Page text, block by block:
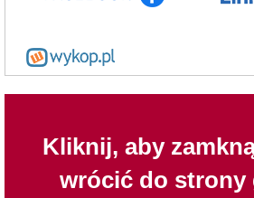
Kliknij, aby
wrócić do strony